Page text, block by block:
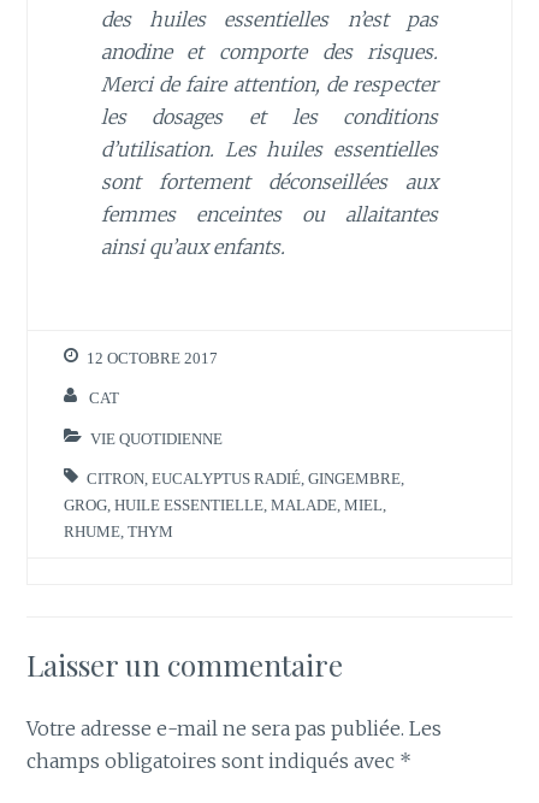
des huiles essentielles n’est pas
anodine et comporte des risques.
Merci de faire attention, de respecter
les dosages et les conditions
d’utilisation. Les huiles essentielles
sont fortement déconseillées aux
femmes enceintes ou allaitantes
ainsi qu’aux enfants.
12 OCTOBRE 2017
CAT
VIE QUOTIDIENNE
CITRON ,EUCALYPTUS RADIÉ ,GINGEMBRE
GROG ,HUILE ESSENTIELLE ,MALADE ,MIEL
RHUME ,THYM
Laisser un commentaire
Votre adresse e-mail ne sera pas publiée. Les
champs obligatoires sont indiqués avec *